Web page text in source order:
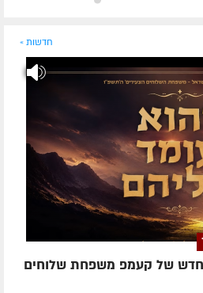
חדשות »
החדש של קעמפ משפחת שלוחים